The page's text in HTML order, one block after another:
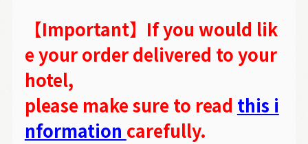
【Important】If you would lik
e your order delivered to your
hotel,
please make sure to read this i
nformation carefully.